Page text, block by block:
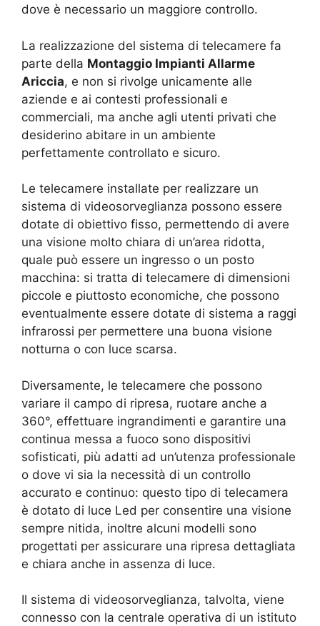
dove è necessario un maggiore controllo.
La realizzazione del sistema di telecamere fa
parte della Montaggio Impianti Allarme
Ariccia, e non si rivolge unicamente alle
aziende e ai contesti professionali e
commerciali, ma anche agli utenti privati che
desiderino abitare in un ambiente
perfettamente controllato e sicuro.
Le telecamere installate per realizzare un
sistema di videosorveglianza possono essere
dotate di obiettivo fisso, permettendo di avere
una visione molto chiara di un’area ridotta,
quale può essere un ingresso o un posto
macchina: si tratta di telecamere di dimensioni
piccole e piuttosto economiche, che possono
eventualmente essere dotate di sistema a raggi
infrarossi per permettere una buona visione
notturna o con luce scarsa.
Diversamente, le telecamere che possono
variare il campo di ripresa, ruotare anche a
360°, effettuare ingrandimenti e garantire una
continua messa a fuoco sono dispositivi
sofisticati, più adatti ad un’utenza professionale
o dove vi sia la necessità di un controllo
accurato e continuo: questo tipo di telecamera
è dotato di luce Led per consentire una visione
sempre nitida, inoltre alcuni modelli sono
progettati per assicurare una ripresa dettagliata
e chiara anche in assenza di luce.
Il sistema di videosorveglianza, talvolta, viene
connesso con la centrale operativa di un istituto